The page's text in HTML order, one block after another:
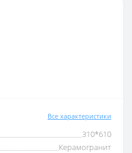
Все характеристики
310*610
Керамогранит